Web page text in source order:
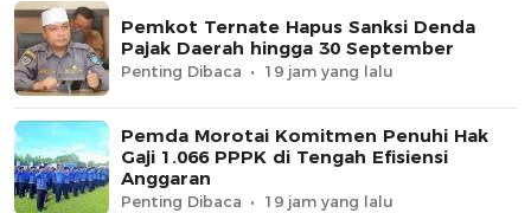
Pemkot Ternate Hapus Sanksi Denda
Pajak Daerah hingga 30 September
Penting Dibaca 19 jam yang lalu
Pemda Morotai Komitmen Penuhi Hak
Gaji 1.066 PPPK di Tengah Efisiensi
Anggaran
Penting Dibaca 19 jam yang lalu